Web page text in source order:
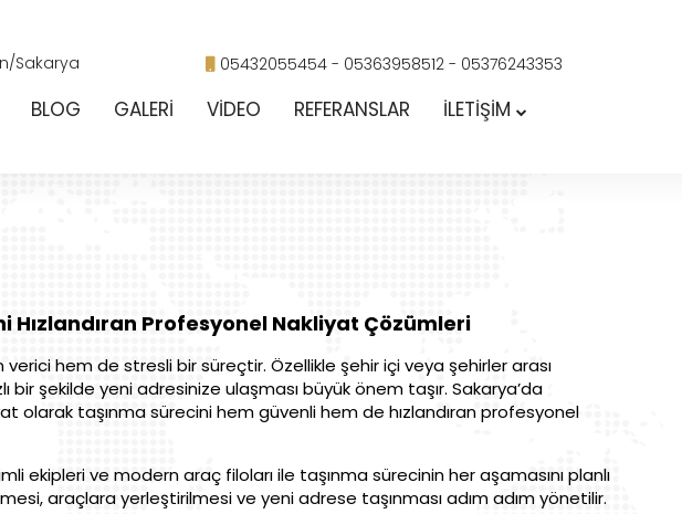
Sakarya 05432055454 - 05363958512 - 05376243353
BLOG GALERİ VİDEO REFERANSLAR İLETİŞİM
Hızlandıran Profesyonel Nakliyat Çözümleri
hem de stresli bir süreçtir. Özellikle şehir içi veya şehirler arası
bir şekilde yeni adresinize ulaşması büyük önem taşır. Sakarya’da
olarak taşınma sürecini hem güvenli hem de hızlandıran profesyonel
ekipleri ve modern araç filoları ile taşınma sürecinin her aşamasını planlı
araçlara yerleştirilmesi ve yeni adrese taşınması adım adım yönetilir.